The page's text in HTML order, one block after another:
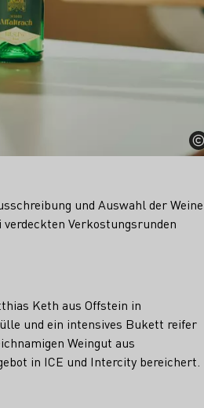
und Auswahl der Weine
Verkostungsrunden
Keth aus Offstein in
und ein intensives Bukett reifer
Weingut aus
in ICE und Intercity bereichert.